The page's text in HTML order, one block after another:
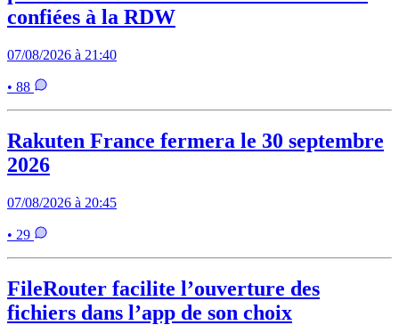
confiées à la RDW
07/08/2026 à 21:40
• 88
Rakuten France fermera le 30 septembre
2026
07/08/2026 à 20:45
• 29
FileRouter facilite l’ouverture des
fichiers dans l’app de son choix